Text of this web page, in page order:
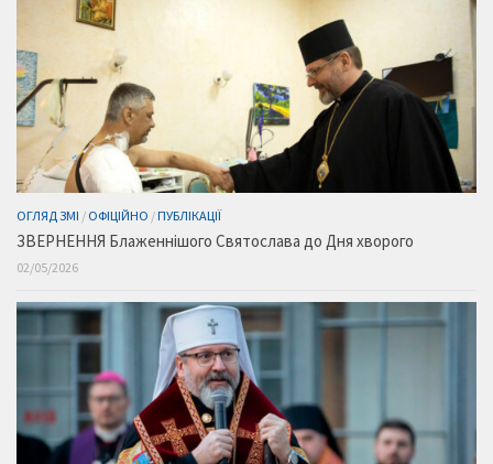
ОГЛЯД ЗМІ / ОФІЦІЙНО /ПУБЛІКАЦІЇ
ЗВЕРНЕННЯ Блаженнішого Святослава до Дня хворого
02/05/2026